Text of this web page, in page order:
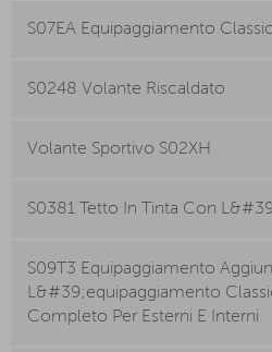
S07EA Equipaggiamento
S0248 Volante Riscaldato
Volante Sportivo S02XH
S0381 Tetto In Tinta Con
S09T3 Equipaggiamento
L&#39;equipaggiamento
Completo Per Esterni E Interni